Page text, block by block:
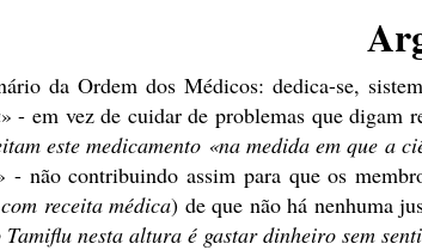
da Ordem dos Médicos: dedica-se,
» - em vez de cuidar de problemas que digam
este medicamento «na medida em que
- não contribuindo assim para que os
receita médica) de que não há nenhuma
nesta altura é gastar dinheiro sem